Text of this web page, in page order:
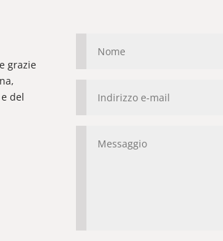
grazie
del